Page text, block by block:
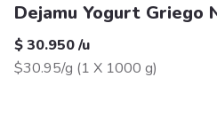
Dejamu Yogurt Griego
$ 30.950/u
$30.95/g (1 X 1000 g)